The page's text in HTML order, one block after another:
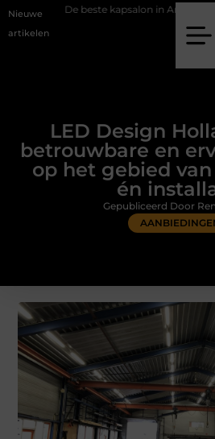
Nieuwe
artikelen
beste kapsalon in Arnhem: meer dan alleen
LED Design
betrouwbare en
op het gebied
én
Gepubliceerd Door